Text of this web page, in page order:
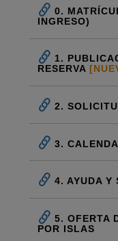
0.
INGRESO)
1.
RESERVA
2.
3.
4. AYUDA Y
5. OFERTA
POR ISLAS